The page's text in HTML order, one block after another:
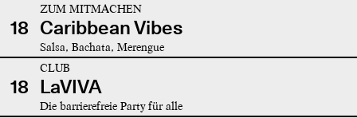
18
ZUM MITMACHEN
Caribbean Vibes
Salsa, Bachata, Merengue
18
CLUB
LaVIVA
Die barrierefreie Party für alle